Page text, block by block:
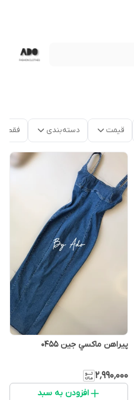
قیمت دسته‌بندی فقط
پیراهن ماكسي جين 0455
۲٬۹۹۰٬۰۰۰
افزودن به سبد